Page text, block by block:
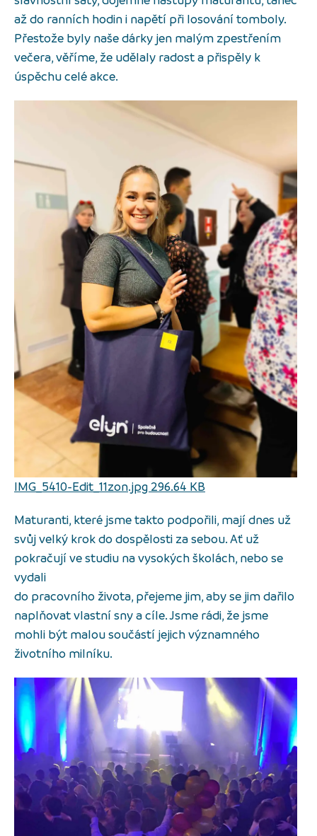
až do ranních hodin i napětí při losování tomboly.
Přestože byly naše dárky jen malým zpestřením
večera, věříme, že udělaly radost a přispěly k
úspěchu celé akce.
IMG_5410-Edit_11zon.jpg 296.64 KB
Maturanti, které jsme takto podpořili, mají dnes už
svůj velký krok do dospělosti za sebou. Ať už
pokračují ve studiu na vysokých školách, nebo se
vydali
do pracovního života, přejeme jim, aby se jim dařilo
naplňovat vlastní sny a cíle. Jsme rádi, že jsme
mohli být malou součástí jejich významného
životního milníku.